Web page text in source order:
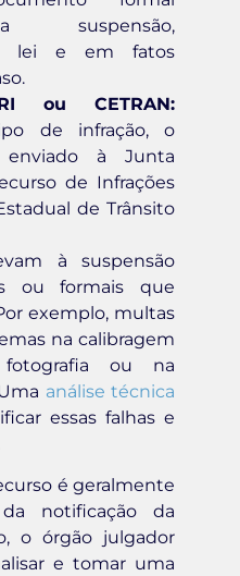
suspensão,
lei e em fatos
ou CETRAN:
de infração, o
à Junta
de Infrações
de Trânsito
à suspensão
ou formais que
exemplo, multas
na calibragem
ou na
análise técnica
essas falhas e
é geralmente
notificação da
o órgão julgador
e tomar uma